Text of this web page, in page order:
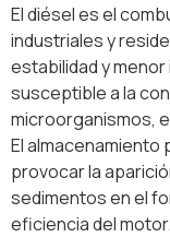
El diésel es el
industriales y
estabilidad y
susceptible a la
microorganismos,
El
provocar la
sedimentos en el
eficiencia del motor.